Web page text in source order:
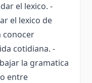
el lexico. -
el lexico de
conocer
cotidiana. -
la gramatica
entre